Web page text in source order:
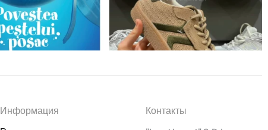
Информация
Контакты